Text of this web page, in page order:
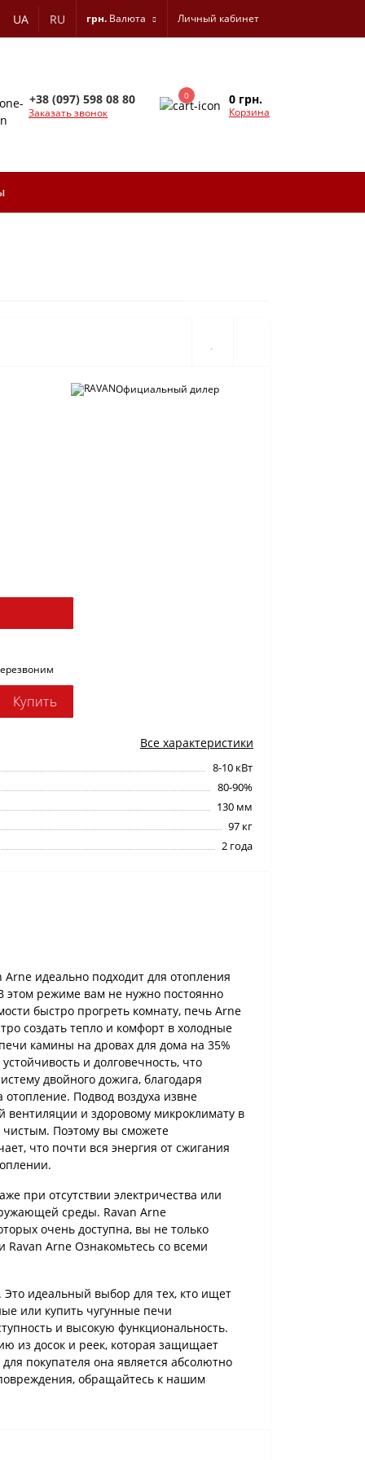
UA RU грн. Валюта Личный кабинет
+38 (097) 598 08 80
Заказать звонок
0 0 грн.
Корзина
Официальный дилер
Все характеристики
8-10 кВт
80-90%
130 мм
97 кг
2 года
Купить
идеально подходит для отопления
этом режиме вам не нужно постоянно
быстро прогреть комнату, печь Arne
создать тепло и комфорт в холодные
камины на дровах для дома на 35%
и долговечность, что
двойного дожига, благодаря
Подвод воздуха извне
вентиляции и здоровому микроклимату в
чистым. Поэтому вы сможете
что почти вся энергия от сжигания
при отсутствии электричества или
среды. Ravan Arne
очень доступна, вы не только
Arne Ознакомьтесь со всеми
Это идеальный выбор для тех, кто ищет
или купить чугунные печи
и высокую функциональность.
из досок и реек, которая защищает
покупателя она является абсолютно
обращайтесь к нашим